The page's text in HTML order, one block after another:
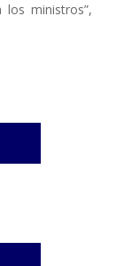
los ministros”,